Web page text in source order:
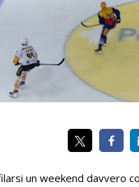
un weekend davvero